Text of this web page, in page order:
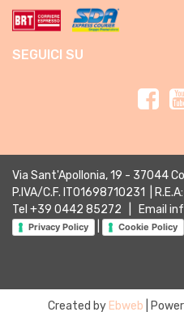
SEGUICI SU
Via Sant'Apollonia, 19 - 37044
P.IVA/C.F. IT01698710231 |
Tel +39 0442 85272 | Email
Privacy Policy Cookie Policy
Created by Ebweb |